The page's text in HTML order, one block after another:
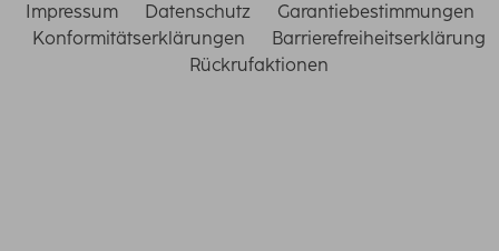
Impressum Datenschutz
Garantiebestimmungen
Konformitätserklärungen
Barrierefreiheitserklärung
Rückrufaktionen